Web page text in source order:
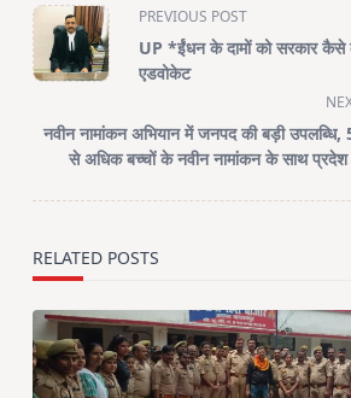
<span
class="nav-
subtitle
reader-
text">Page</span>
PREVIOUS POST
UP *ईंधन के दामों को सरकार
एडवोकेट
नवीन नामांकन अभियान में जनपद की बड़ी उपलब्धि,
से अधिक बच्चों के नवीन नामांकन के साथ
RELATED POSTS